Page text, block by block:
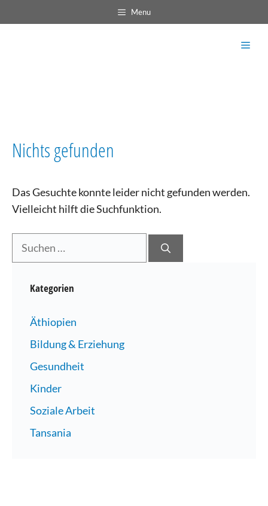
Inhalt
Menu
Nichts gefunden
Das Gesuchte konnte leider nicht gefunden werden.
Vielleicht hilft die Suchfunktion.
Suchen
Kategorien
Äthiopien
Bildung & Erziehung
Gesundheit
Kinder
Soziale Arbeit
Tansania